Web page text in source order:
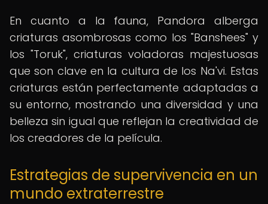
En cuanto a la fauna, Pandora alberga
criaturas asombrosas como los "Banshees" y
los "Toruk", criaturas voladoras majestuosas
que son clave en la cultura de los Na'vi. Estas
criaturas están perfectamente adaptadas a
su entorno, mostrando una diversidad y una
belleza sin igual que reflejan la creatividad de
los creadores de la película.
Estrategias de supervivencia en un
mundo extraterrestre